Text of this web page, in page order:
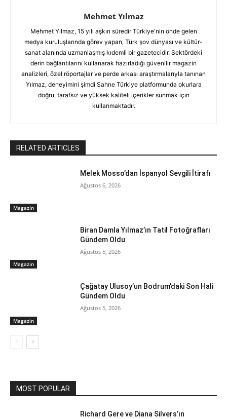
Mehmet Yılmaz
Mehmet Yılmaz, 15 yılı aşkın süredir Türkiye'nin önde gelen
medya kuruluşlarında görev yapan, Türk şov dünyası ve kültür-
sanat alanında uzmanlaşmış kıdemli bir gazetecidir. Sektördeki
derin bağlantılarını kullanarak hazırladığı güvenilir magazin
analizleri, özel röportajlar ve perde arkası araştırmalarıyla tanınan
Yılmaz, deneyimini şimdi Sahne Türkiye platformunda okurlara
doğru, tarafsız ve yüksek kaliteli içerikler sunmak için
kullanmaktadır.
RELATED ARTICLES
Magazin
Melek Mosso’dan İspanyol Sevgili İtirafı
Ağustos 6, 2026
Magazin
Biran Damla Yılmaz’ın Tatil Fotoğrafları
Gündem Oldu
Ağustos 5, 2026
Magazin
Çağatay Ulusoy’un Bodrum’daki Son Hali
Gündem Oldu
Ağustos 5, 2026
MOST POPULAR
Richard Gere ve Diana Silvers’ın